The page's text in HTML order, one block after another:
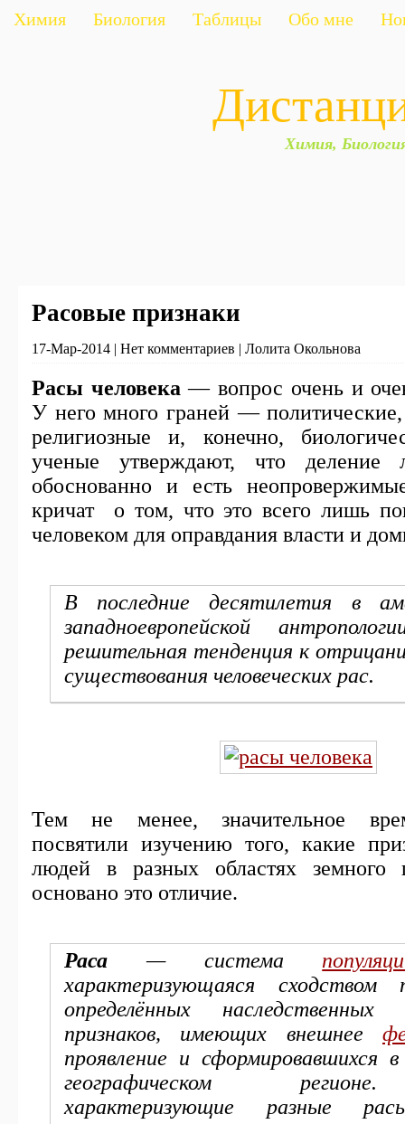
Химия Биология Таблицы Обо мне
Химия,
Расовые признаки
17-Мар-2014 | Нет комментариев | Лолита Окольнова
Расы человека — вопрос очень и
У него много граней — политические,
религиозные и, конечно,
ученые утверждают, что
обоснованно и есть
кричат о том, что это всего лишь
человеком для оправдания власти и
В последние десятилетия в
западноевропейской
решительная тенденция к
существования человеческих рас.
Тем не менее, значительное
посвятили изучению того, какие
людей в разных областях
основано это отличие.
Раса — система
характеризующаяся сходством
определённых наследственных
признаков, имеющих внешнее
проявление и сформировавшихся в
географическом
характеризующие разные